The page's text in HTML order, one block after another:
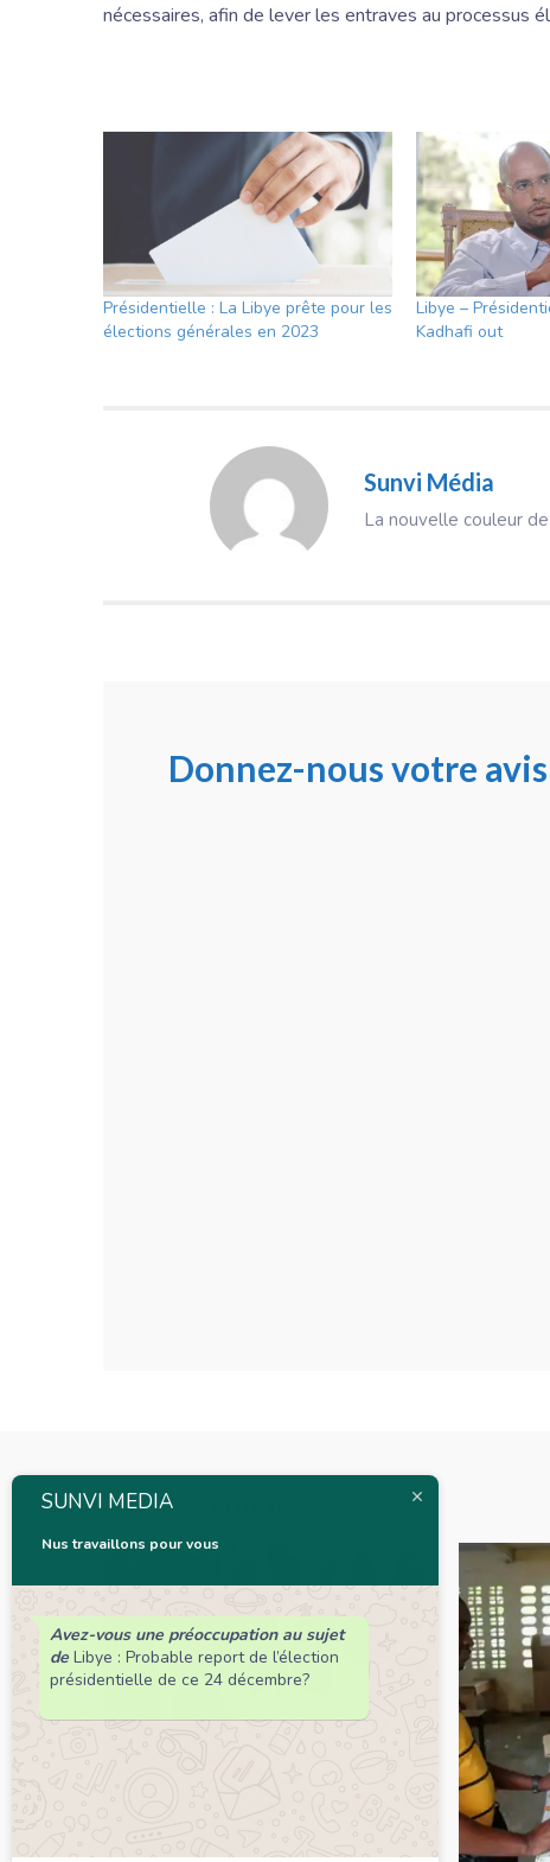
nécessaires, afin de lever les entraves au processus
Présidentielle : La Libye prête pour les
élections générales en 2023
Libye –
Kadhafi out
Sunvi Média
La nouvelle couleur
Donnez-nous votre avis
Articles connexes
SUNVI MEDIA
Nus travaillons pour vous
Avez-vous une préoccupation au sujet
de Libye : Probable report de l’élection
présidentielle de ce 24 décembre?